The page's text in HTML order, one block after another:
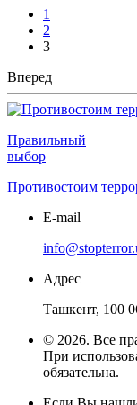
1
2
3
Вперед
Правильный
выбор
Противостоим
E-mail
Адрес
Ташкент, 100
© 2026. Все
При
обязательна.